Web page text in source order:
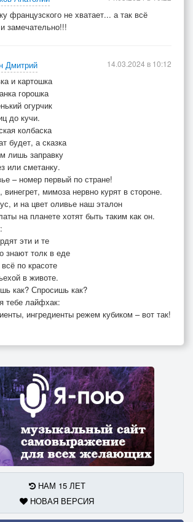
французского не хватает... а так всё
замечательно!!!
Дмитрий
и картошка
горошка
огурчик
до кучи.
колбаска
будет, а сказка
лишь заправку
или сметанку.
– номер первый по стране!
винегрет, мимоза нервно курят в стороне.
и на цвет оливье наш эталон
на планете хотят быть таким как он.
эти и те
знают толк в еде
по красоте
в животе.
как? Спросишь как?
тебе лайфхак:
ингредиенты режем кубиком – вот так!
14.03.2024 в 10:12
НАМ 15 ЛЕТ
НОВАЯ ВЕРСИЯ